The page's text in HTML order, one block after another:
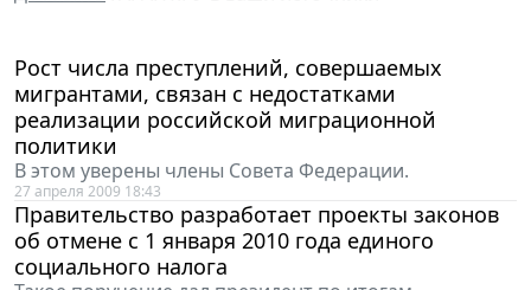
Рост числа преступлений, совершаемых
мигрантами, связан с недостатками
реализации российской миграционной
политики
В этом уверены члены Совета Федерации.
27 апреля 2009 18:43
Правительство разработает проекты законов
об отмене с 1 января 2010 года единого
социального налога